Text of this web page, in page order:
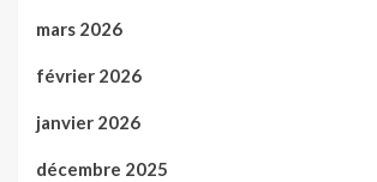
mars 2026
février 2026
janvier 2026
décembre 2025